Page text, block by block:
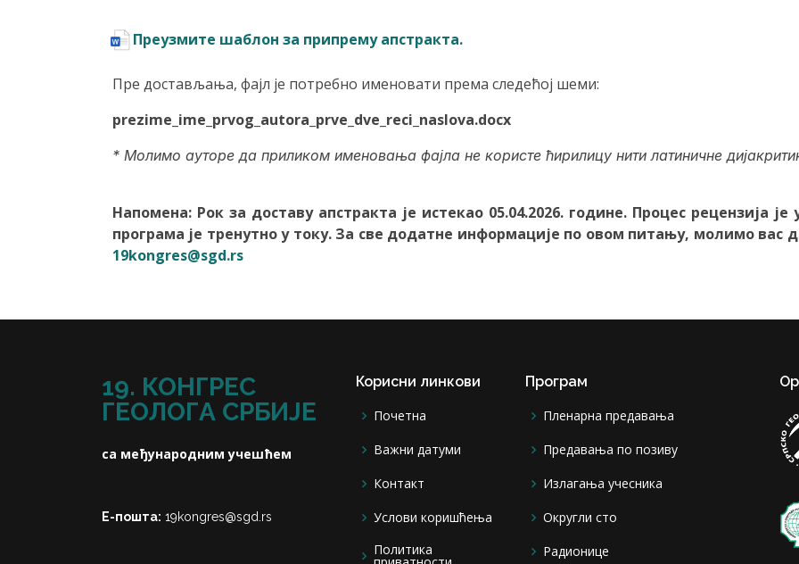
Преузмите шаблон за припрему апстракта.
Пре достављања, фајл је потребно именовати према следећој шеми:
prezime_ime_prvog_autora_prve_dve_reci_naslova.docx
* Молимо ауторе да приликом именовања фајла не користе ћирилицу нити латиничне
Напомена: Рок за доставу апстракта је истекао 05.04.2026. године. Процес рецензија
програма је тренутно у току. За све додатне информације по овом питању, молимо вас
19kongres@sgd.rs
19. КОНГРЕС
ГЕОЛОГА СРБИЈЕ
са међународним учешћем
Е-пошта: 19kongres@sgd.rs
Корисни линкови
Почетна
Важни датуми
Контакт
Услови коришћења
Политика
Програм
Пленарна предавања
Предавања по позиву
Излагања учесника
Округли сто
Радионице